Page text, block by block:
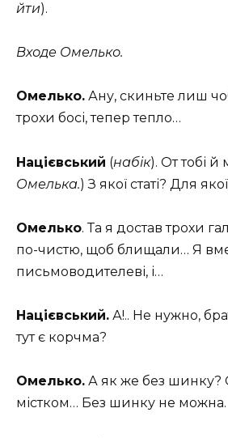
йти).
Входе Омелько.
Омелько. Ану, скиньте лиш
трохи босі, тепер тепло…
Націєвський (набік). От тобі й
Омелька.) З якої статі? Для
Омелько. Та я достав трохи
по-чистю, щоб блищали… Я
письмоводителеві, і…
Націєвський. А!.. Не нужно,
тут є корчма?
Омелько. А як же без шинку?
містком… Без шинку не можна.